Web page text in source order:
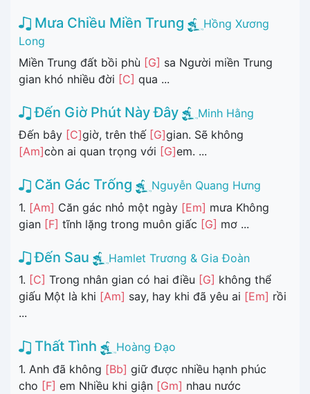
Mưa Chiều Miền Trung
Hồng Xương
Long
Miền Trung đất bồi phù [G] sa Người miền Trung
gian khó nhiều đời [C] qua ...
Đến Giờ Phút Này Đây
Minh Hằng
Đến bây [C]giờ, trên thế [G]gian. Sẽ không
[Am]còn ai quan trọng với [G]em. ...
Căn Gác Trống
Nguyễn Quang Hưng
1. [Am] Căn gác nhỏ một ngày [Em] mưa Không
gian [F] tĩnh lặng trong muôn giấc [G] mơ ...
Đến Sau
Hamlet Trương & Gia Đoàn
1. [C] Trong nhân gian có hai điều [G] không thể
giấu Một là khi [Am] say, hay khi đã yêu ai [Em] rồi
...
Thất Tình
Hoàng Đạo
1. Anh đã không [Bb] giữ được nhiều hạnh phúc
cho [F] em Nhiều khi giận [Gm] nhau nước